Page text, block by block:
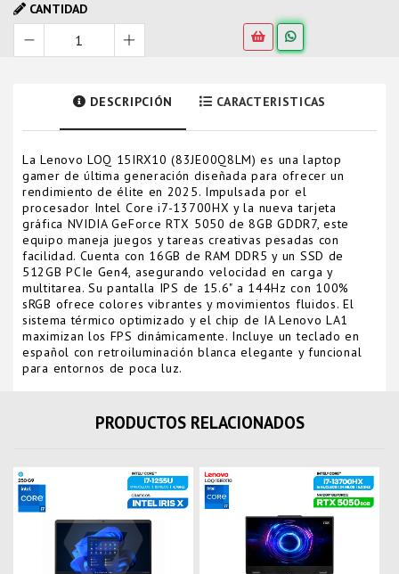
CANTIDAD
DESCRIPCIÓN CARACTERISTICAS
La Lenovo LOQ 15IRX10 (83JE00Q8LM) es una laptop
gamer de última generación diseñada para ofrecer un
rendimiento de élite en 2025. Impulsada por el
procesador Intel Core i7-13700HX y la nueva tarjeta
gráfica NVIDIA GeForce RTX 5050 de 8GB GDDR7, este
equipo maneja juegos y tareas creativas pesadas con
facilidad. Cuenta con 16GB de RAM DDR5 y un SSD de
512GB PCIe Gen4, asegurando velocidad en carga y
multitarea. Su pantalla IPS de 15.6" a 144Hz con 100%
sRGB ofrece colores vibrantes y movimientos fluidos. El
sistema térmico optimizado y el chip de IA Lenovo LA1
maximizan los FPS dinámicamente. Incluye un teclado en
español con retroiluminación blanca elegante y funcional
para entornos de poca luz.
PRODUCTOS RELACIONADOS